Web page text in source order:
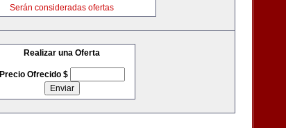
Serán consideradas ofertas
Realizar una Oferta
Precio Ofrecido $